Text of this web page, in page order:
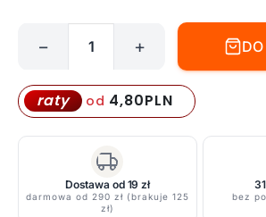
wisząca
Eye
-
Czarny
− +
raty od 4,80PLN
Dostawa od 19 zł
darmowa od 290 zł (brakuje 125
zł)
bez